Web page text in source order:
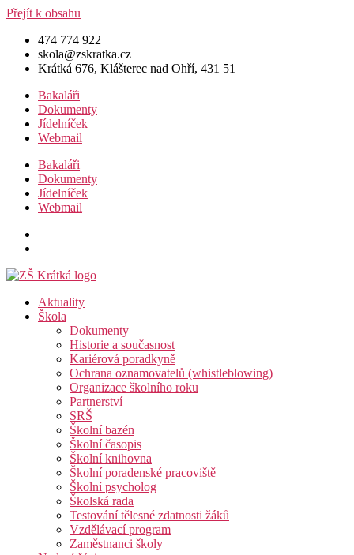
Přejít k obsahu
474 774 922
skola@zskratka.cz
Krátká 676, Klášterec nad Ohří, 431 51
Bakaláři
Dokumenty
Jídelníček
Webmail
Bakaláři
Dokumenty
Jídelníček
Webmail
Aktuality
Škola
Dokumenty
Historie a současnost
Kariérová poradkyně
Ochrana oznamovatelů (whistleblowing)
Organizace školního roku
Partnerství
SRŠ
Školní bazén
Školní časopis
Školní knihovna
Školní poradenské pracoviště
Školní psycholog
Školská rada
Testování tělesné zdatnosti žáků
Vzdělávací program
Zaměstnanci školy